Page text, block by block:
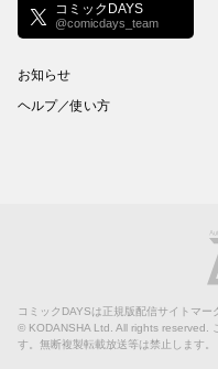
コミックDAYS
@comicdays_team
お知らせ
ヘルプ／使い方
コミックDAYSは正規版配信サイトマー
© KODANSHA Ltd. All rights reserved.
す。無断複製転載放送等は禁止します。